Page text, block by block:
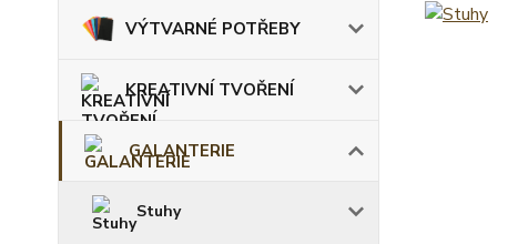
VÝTVARNÉ POTŘEBY
KREATIVNÍ TVOŘENÍ
GALANTERIE
Stuhy